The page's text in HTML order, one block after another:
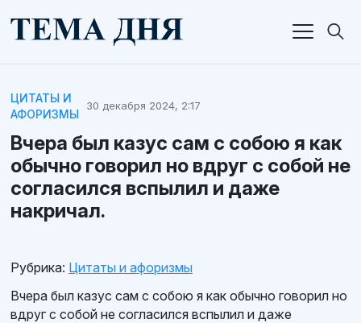
ЦИТАТЫ И
АФОРИЗМЫ
30 декабря 2024, 2:17
Вчера был казус сам с собою я как
обычно говорил но вдруг с собой не
согласился вспылил и даже
накричал.
Рубрика: Цитаты и афоризмы
Вчера был казус сам с собою я как обычно говорил но
вдруг с собой не согласился вспылил и даже